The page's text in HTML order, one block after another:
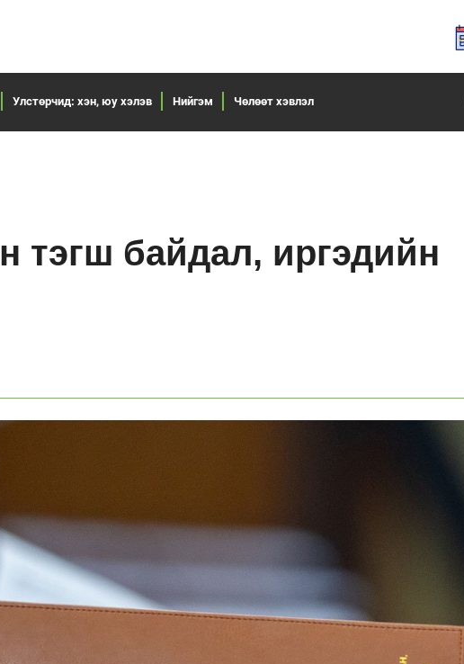
Улстөрчид: хэн, юу хэлэв Нийгэм Чөлөөт хэвлэл
тэгш байдал, иргэдийн